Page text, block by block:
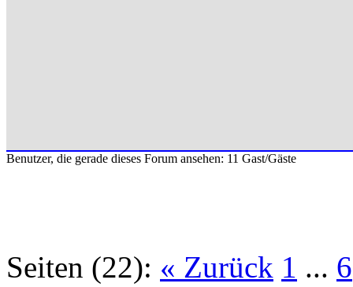
Benutzer, die gerade dieses Forum ansehen: 11 Gast/Gäste
Seiten (22): « Zurück 1 ... 6